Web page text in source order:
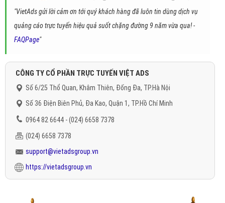
"VietAds gửi lời cảm ơn tới quý khách hàng đã luôn tin dùng dịch vụ
quảng cáo trực tuyến hiệu quả suốt chặng đường 9 năm vừa qua! -
FAQPage"
CÔNG TY CỔ PHẦN TRỰC TUYẾN VIỆT ADS
Số 6/25 Thổ Quan, Khâm Thiên, Đống Đa, TP.Hà Nội
Số 36 Điện Biên Phủ, Đa Kao, Quận 1, TP.Hồ Chí Minh
0964 82 6644 - (024) 6658 7378
(024) 6658 7378
support@vietadsgroup.vn
https://vietadsgroup.vn